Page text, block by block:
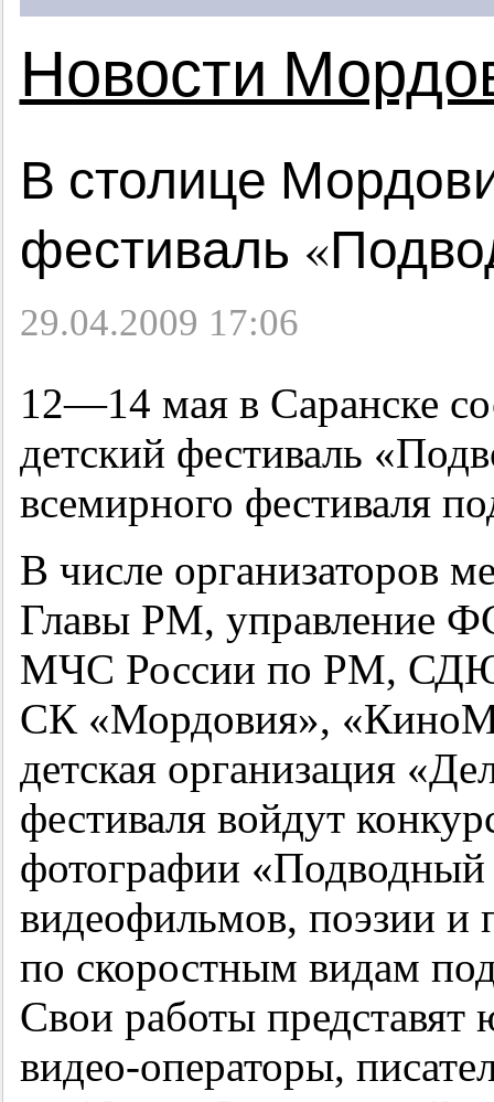
Новости
В столице
фестиваль
29.04.2009 17:06
12—14 мая в Саранске
детский фестиваль
всемирного фестиваля
В числе организаторов
Главы РМ, управление
МЧС России по РМ,
СК «Мордовия»,
детская организация
фестиваля войдут
фотографии «Подводный
видеофильмов, поэзии и
по скоростным видам
Свои работы
видео-операторы,